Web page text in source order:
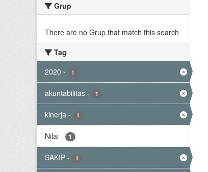
Grup
There are no Grup that match this search
Tag
2020 - 1
akuntabilitas - 1
kinerja - 1
Nilai - 1
SAKIP - 1